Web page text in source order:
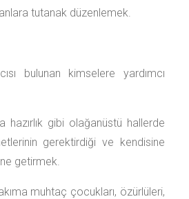
tutanak düzenlemek.
bulunan kimselere yardımcı
gibi olağanüstü hallerde
gerektirdiği ve kendisine
getirmek.
muhtaç çocukları, özürlüleri,